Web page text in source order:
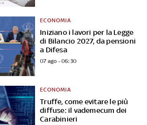
Iniziano i lavori per la Legge
di Bilancio 2027, da pensioni
a Difesa
ECONOMIA
07 ago - 06:30
Truffe, come evitare le più
diffuse: il vademecum dei
Carabinieri
ECONOMIA